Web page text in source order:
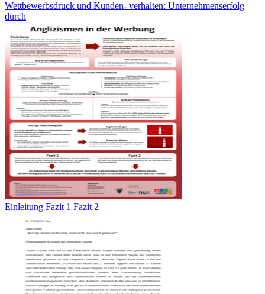
Wettbewerbsdruck und Kunden- verhalten: Unternehmenserfolg
durch
Einleitung Fazit 1 Fazit 2